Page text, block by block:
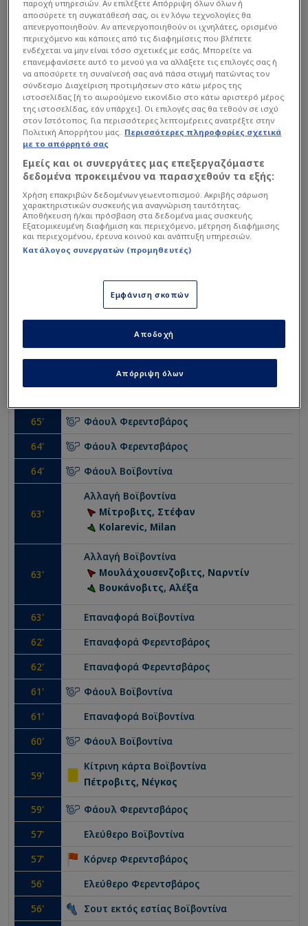
73' Επαναφορά Φερεντσβάρος
73' Σουτ εκτός εστίας Βοϊβοντίνα
71'
Κίτρινη κάρτα Φερεντσβάρος
Ζόσεφ, Λένι
71' Φάουλ Βοϊβοντίνα
70' Κόρνερ
Φερεντσβάρος
69' Κόρνερ Φερεντσβάρος
68' Φάουλ Φερεντσβάρος
68' Ελεύθερο Φερεντσβάρος
68' Σουτ εκτός εστίας Βοϊβοντίνα
Ελεύθερο Φερεντσβάρος
Κίτρινη κάρτα
Γιουσούφ, Μπαμιντέλε
66' Φάουλ Βοϊβοντίνα
Ελεύθερο Βοϊβοντίνα
65' Φάουλ Φερεντσβάρος
64' Φάουλ Φερεντσβάρος
64' Φάουλ Βοϊβοντίνα
63'
Αλλαγή Βοϊβοντίνα
Μίτροβιτς, Στέφαν
Kolarevic, Milan
63'
Αλλαγή Βοϊβοντίνα
Μουλάχουσενζοβιτς, Ναρντίν
Βουκάνοβιτς, Αλέξα
63' Επαναφορά Βοϊβοντίνα
62' Επαναφορά Φερεντσβάρος
62' Επαναφορά Φερεντσβάρος
61 ' Φάουλ Βοϊβοντίνα
61 ' Επαναφορά Βοϊβοντίνα
60' Φάουλ Βοϊβοντίνα
59'
Κίτρινη κάρτα Βοϊβοντίνα
Πέτροβιτς, Νέγκος
59' Φάουλ Φερεντσβάρος
57' Ελεύθερο Βοϊβοντίνα
57' Κόρνερ Φερεντσβάρος
56' Ελεύθερο Φερεντσβάρος
56' Σουτ εκτός εστίας Βοϊβοντίνα
παροχή υπηρεσιών. Αν επιλέξετε Απόρριψη όλων όλων ή
αποσύρετε τη συγκατάθεσή σας, οι εν λόγω τεχνολογίες θα
απενεργοποιηθούν. Αν απενεργοποιηθούν οι ιχνηλάτες, ορισμένο
περιεχόμενο και κάποιες από τις διαφημίσεις που βλέπετε
ενδέχεται να μην είναι τόσο σχετικές με εσάς. Μπορείτε να
επανεμφανίσετε αυτό το μενού για να αλλάξετε τις επιλογές σας ή
να αποσύρετε τη συναίνεσή σας ανά πάσα στιγμή πατώντας τον
σύνδεσμο Διαχείριση προτιμήσεων στο κάτω μέρος της
ιστοσελίδας [ή το αιωρούμενο εικονίδιο στο κάτω αριστερό μέρος
της ιστοσελίδας, εάν υπάρχει]. Οι επιλογές σας θα τεθούν σε ισχύ
στον Ιστότοπος. Για περισσότερες λεπτομέρειες ανατρέξτε στην
Πολιτική Απορρήτου μας. Περισσότερες πληροφορίες σχετικά
με το απόρρητό σας
Εμείς και οι συνεργάτες μας επεξεργαζόμαστε
δεδομένα προκειμένου να παρασχεθούν τα εξής:
Χρήση επακριβών δεδομένων γεωεντοπισμού. Ακριβής σάρωση
χαρακτηριστικών συσκευής για αναγνώριση ταυτότητας.
Αποθήκευση ή/και πρόσβαση στα δεδομένα μιας συσκευής.
Εξατομικευμένη διαφήμιση και περιεχόμενο, μέτρηση διαφήμισης
και περιεχομένου, έρευνα κοινού και ανάπτυξη υπηρεσιών.
Κατάλογος συνεργατών (προμηθευτές)
Εμφάνιση σκοπών
Απόρριψη όλων
Αποδοχή